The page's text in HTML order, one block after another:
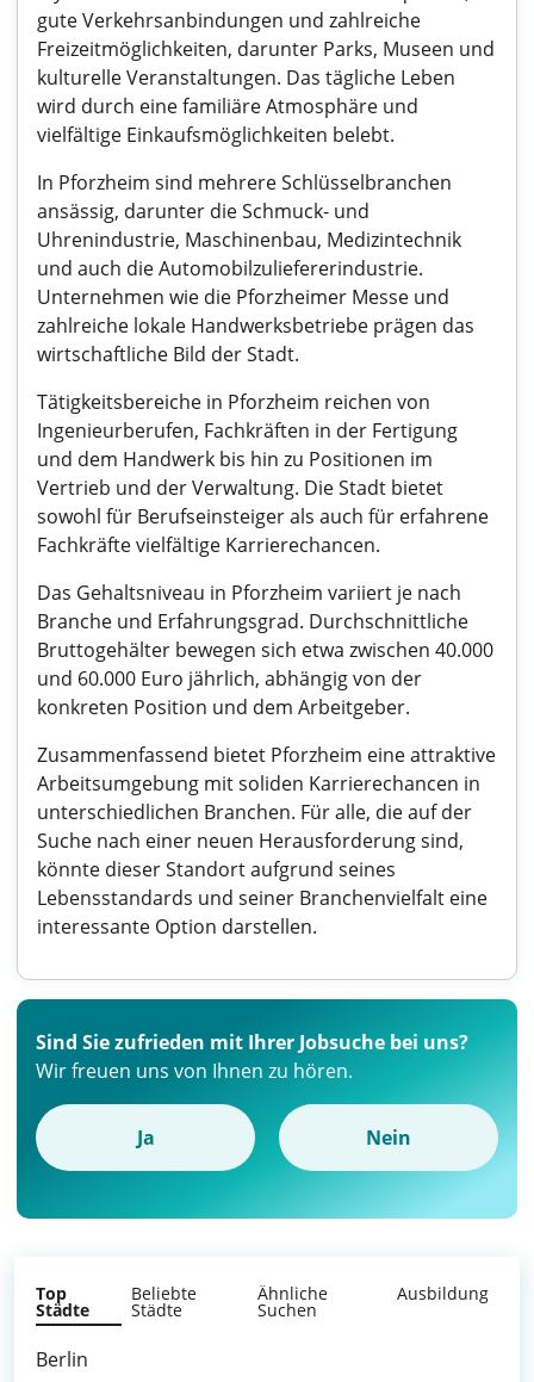
gute Verkehrsanbindungen und zahlreiche
Freizeitmöglichkeiten, darunter Parks, Museen und
kulturelle Veranstaltungen. Das tägliche Leben
wird durch eine familiäre Atmosphäre und
vielfältige Einkaufsmöglichkeiten belebt.
In Pforzheim sind mehrere Schlüsselbranchen
ansässig, darunter die Schmuck- und
Uhrenindustrie, Maschinenbau, Medizintechnik
und auch die Automobilzuliefererindustrie.
Unternehmen wie die Pforzheimer Messe und
zahlreiche lokale Handwerksbetriebe prägen das
wirtschaftliche Bild der Stadt.
Tätigkeitsbereiche in Pforzheim reichen von
Ingenieurberufen, Fachkräften in der Fertigung
und dem Handwerk bis hin zu Positionen im
Vertrieb und der Verwaltung. Die Stadt bietet
sowohl für Berufseinsteiger als auch für erfahrene
Fachkräfte vielfältige Karrierechancen.
Das Gehaltsniveau in Pforzheim variiert je nach
Branche und Erfahrungsgrad. Durchschnittliche
Bruttogehälter bewegen sich etwa zwischen 40.000
und 60.000 Euro jährlich, abhängig von der
konkreten Position und dem Arbeitgeber.
Zusammenfassend bietet Pforzheim eine attraktive
Arbeitsumgebung mit soliden Karrierechancen in
unterschiedlichen Branchen. Für alle, die auf der
Suche nach einer neuen Herausforderung sind,
könnte dieser Standort aufgrund seines
Lebensstandards und seiner Branchenvielfalt eine
interessante Option darstellen.
Sind Sie zufrieden mit Ihrer Jobsuche bei uns?
Wir freuen uns von Ihnen zu hören.
Ja Nein
Top
Städte
Beliebte
Städte
Ähnliche
Suchen
Ausbildung
Berlin